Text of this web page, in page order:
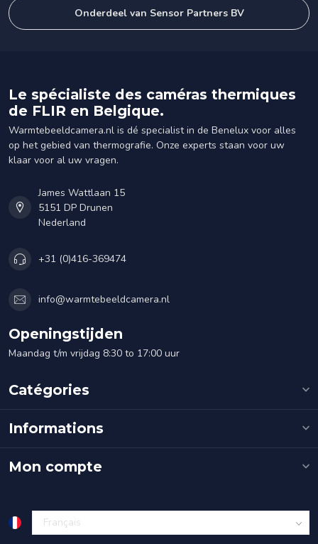
Onderdeel van Sensor Partners BV
Le spécialiste des caméras thermiques
de FLIR en Belgique.
Warmtebeeldcamera.nl is dé specialist in de Benelux voor alles
op het gebied van thermografie. Onze experts staan voor uw
klaar voor al uw vragen.
James Wattlaan 15
5151 DP Drunen
Nederland
+31 (0)416-369474
info@warmtebeeldcamera.nl
Openingstijden
Maandag t/m vrijdag 8:30 to 17:00 uur
Catégories
Informations
Mon compte